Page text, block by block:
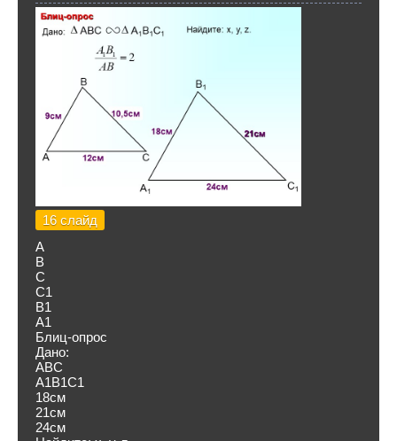
16 слайд
А
В
С
С1
В1
А1
Блиц-опрос
Дано:
ABC
А1В1С1
18см
21см
24см